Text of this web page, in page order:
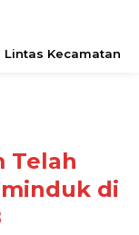
Lintas Kecamatan
Telah
di